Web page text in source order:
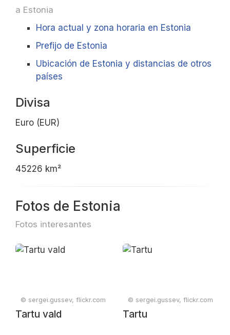
a Estonia
Hora actual y zona horaria en Estonia
Prefijo de Estonia
Ubicación de Estonia y distancias de otros
países
Divisa
Euro (EUR)
Superficie
45226 km²
Fotos de Estonia
Fotos interesantes
© sergei.gussev, flickr.com
Tartu vald
© sergei.gussev, flickr.com
Tartu